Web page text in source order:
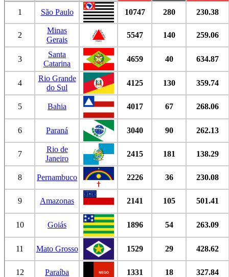
1 São Paulo 10747 280 230.38
2
Minas
Gerais
5547 140 259.06
3
Santa
Catarina
4659 40 634.87
4
Rio Grande
do Sul
4125 130 359.74
5 Bahia 4017 67 268.06
6 Paraná 3040 90 262.13
7
Rio de
Janeiro
2415 181 138.29
8 Pernambuco 2226 36 230.08
9 Amazonas 2141 105 501.41
10 Goiás 1896 54 263.09
11 Mato Grosso 1529 29 428.62
12 Paraíba 1331 18 327.84